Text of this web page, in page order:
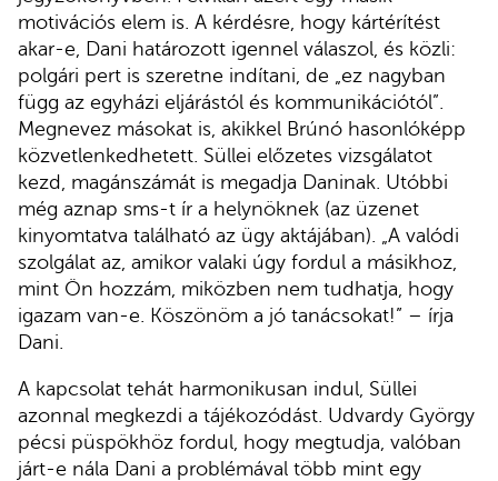
motivációs elem is. A kérdésre, hogy kártérítést
akar-e, Dani határozott igennel válaszol, és közli:
polgári pert is szeretne indítani, de „ez nagyban
függ az egyházi eljárástól és kommunikációtól”.
Megnevez másokat is, akikkel Brúnó hasonlóképp
közvetlenkedhetett. Süllei előzetes vizsgálatot
kezd, magánszámát is megadja Daninak. Utóbbi
még aznap sms-t ír a helynöknek (az üzenet
kinyomtatva található az ügy aktájában). „A valódi
szolgálat az, amikor valaki úgy fordul a másikhoz,
mint Ön hozzám, miközben nem tudhatja, hogy
igazam van-e. Köszönöm a jó tanácsokat!” – írja
Dani.
A kapcsolat tehát harmonikusan indul, Süllei
azonnal megkezdi a tájékozódást. Udvardy György
pécsi püspökhöz fordul, hogy megtudja, valóban
járt-e nála Dani a problémával több mint egy